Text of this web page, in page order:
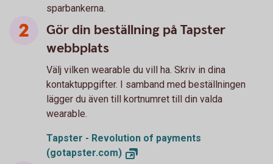
sparbankerna.
Gör din beställning på Tapster
webbplats
Välj vilken wearable du vill ha. Skriv in dina
kontaktuppgifter. I samband med beställningen
lägger du även till kortnumret till din valda
wearable.
Tapster - Revolution of payments
(gotapster.com)